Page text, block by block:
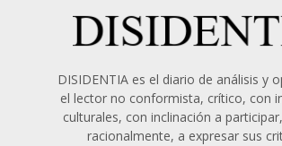
DISIDENTIA es el diario de análisis y
el lector no conformista, crítico, con
culturales, con inclinación a
racionalmente, a expresar sus